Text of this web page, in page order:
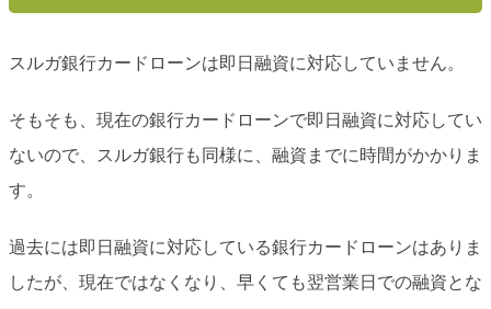
スルガ銀行カードローンは即日融資に対応していません。
そもそも、現在の銀行カードローンで即日融資に対応してい
ないので、スルガ銀行も同様に、融資までに時間がかかりま
す。
過去には即日融資に対応している銀行カードローンはありま
したが、現在ではなくなり、早くても翌営業日での融資とな